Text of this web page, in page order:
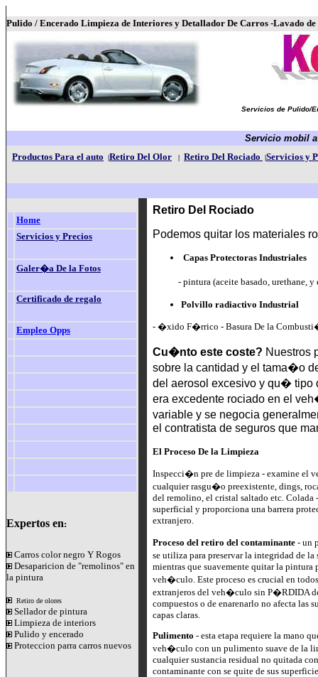
Pulido / Encerado Limpieza de Interiores y Detallador De Carros -Lavado
Servicios de Pulido/
Servicio mobil
Productos Para el auto |Retiro Del Olor | Retiro Del Rociado |Servicios y
Home
Servicios y Precios
Galer�a De la Fotos
Certificado de regalo
Empleo Opps
Expertos en:
Carros color negro Y Rogos
Desaparicion de "remolinos" en
la pintura
Retiro de olores
Sellador de pintura
Limpieza de interiors
Pulido y encerado
Proteccion parra carros nuevos
Retiro Del Rociado
Podemos quitar los materiales
Capas Protectoras Industriales
- pintura (aceite basado, urethane,
Polvillo radiactivo Industrial
- �xido F�rrico - Basura De la
Cu�nto este coste? Nuestros
sobre la cantidad y el tama�o
del aerosol excesivo y qu�
era excedente rociado en el
variable y se negocia
el contratista de seguros que
El Proceso De la Limpieza
Inspecci�n pre de limpieza - examine el
cualquier rasgu�o preexistente, dings,
del remolino, el cristal saltado etc. Colada
superficial y proporciona una barrera
extranjero.
Proceso del retiro del contaminante - un
se utiliza para preservar la integridad de
mientras que suavemente quitar la pintura
veh�culo. Este proceso es crucial en
extranjeros del veh�culo sin P�RDIDA
compuestos o de enarenarlo no afecta las
capas claras.
Pulimento - esta etapa requiere la mano
veh�culo con un pulimento suave de la
cualquier sustancia residual no quitada
contaminante con se quite de sus